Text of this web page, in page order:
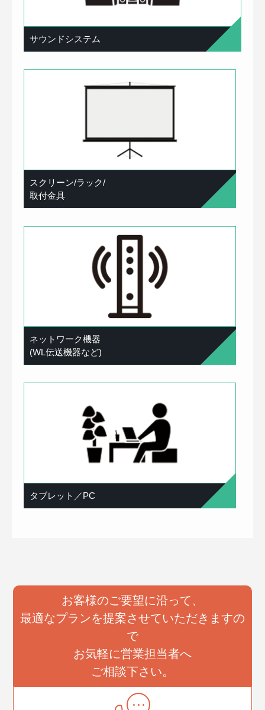
サウンドシステム
スクリーン/ラック/
取付金具
ネットワーク機器
(WL伝送機器など)
タブレット／PC
お客様のご要望に沿って、
最適なプランを提案させていただきますの
で
お気軽に営業担当者へ
ご相談下さい。